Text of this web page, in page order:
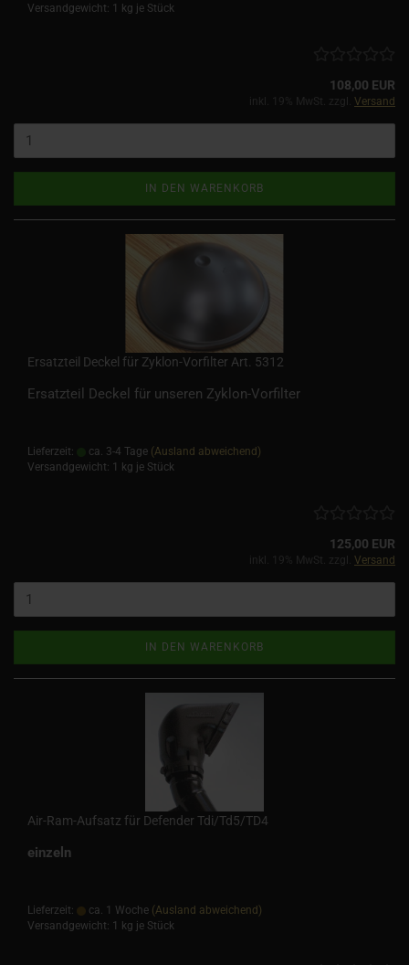
Versandgewicht: 1 kg je Stück
108,00 EUR
inkl. 19% MwSt. zzgl. Versand
IN DEN WARENKORB
Ersatzteil Deckel für Zyklon-Vorfilter Art. 5312
Ersatzteil Deckel für unseren Zyklon-Vorfilter
Lieferzeit: ca. 3-4 Tage (Ausland abweichend)
Versandgewicht: 1 kg je Stück
125,00 EUR
inkl. 19% MwSt. zzgl. Versand
IN DEN WARENKORB
Air-Ram-Aufsatz für Defender Tdi/Td5/TD4
einzeln
Lieferzeit: ca. 1 Woche (Ausland abweichend)
Versandgewicht: 1 kg je Stück